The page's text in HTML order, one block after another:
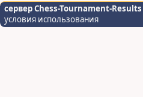
сервер Chess-Tournament-Results
условия использования